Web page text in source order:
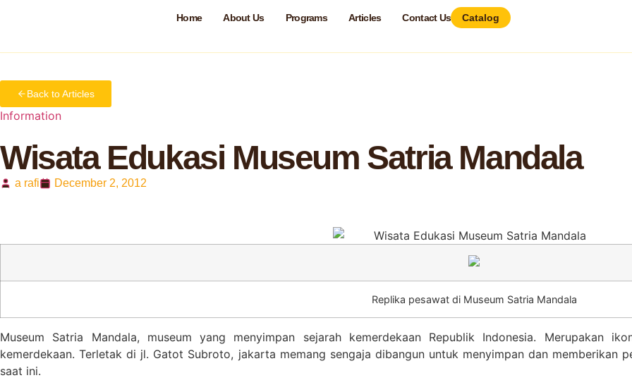
Home About Us Programs Articles Contact Us Catalog
Back to Articles
Information
Wisata Edukasi Museum Satria Mandala
a rafi December 2, 2012
Replika pesawat di Museum Satria Mandala
Museum Satria Mandala, museum yang menyimpan sejarah kemerdekaan Republik Indonesia. Merupakan
kemerdekaan. Terletak di jl. Gatot Subroto, jakarta memang sengaja dibangun untuk menyimpan dan memberikan
saat ini.